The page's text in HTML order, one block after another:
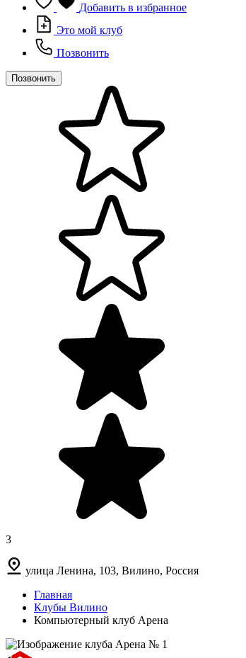
Добавить в избранное
Это мой клуб
Позвонить
Позвонить
3
улица Ленина, 103, Вилино, Россия
Главная
Клубы Вилино
Компьютерный клуб Арена